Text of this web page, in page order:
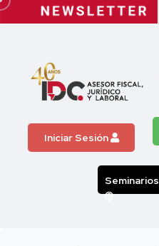
Iniciar Sesión
Seminarios